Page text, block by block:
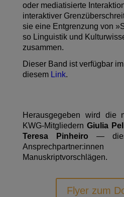
oder mediatisierte
interaktiver
sie eine Entgrenzung von
so Linguistik und
zusammen.
Dieser Band ist verfügbar im
diesem Link.
Herausgegeben wird die
KWG-Mitgliedern Giulia
Teresa Pinheiro —
Manuskriptvorschlägen.
Flyer zum